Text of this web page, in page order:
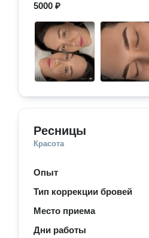
5000 ₽
Ресницы
Красота
Опыт
Тип коррекции бровей
Место приема
Дни работы